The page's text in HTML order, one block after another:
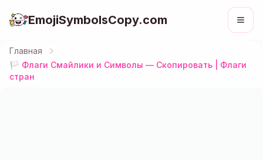
EmojiSymbolsCopy.com
Главная
🏳️ Флаги Смайлики и Символы — Скопировать | Флаги
стран